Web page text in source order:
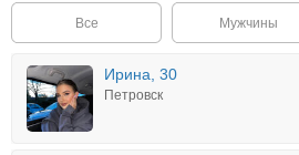
Все Мужчины
Ирина, 30
Петровск